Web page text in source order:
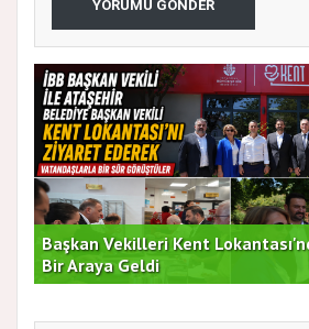
YORUMU GÖNDER
Başkan Vekilleri Kent
Bir Araya Geldi